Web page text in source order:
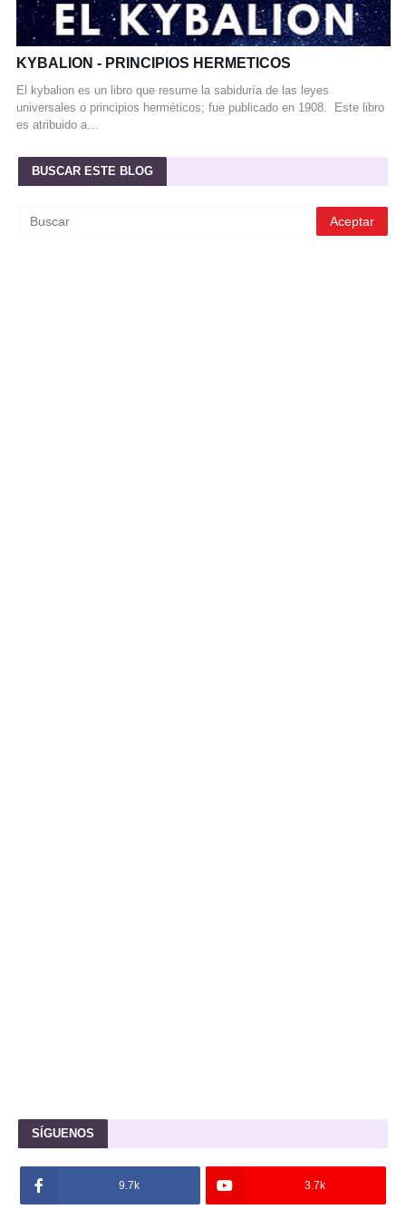
KYBALION - PRINCIPIOS HERMETICOS
El kybalion es un libro que resume la sabiduría de las leyes
universales o principios herméticos; fue publicado en 1908. Este libro
es atribuido a…
BUSCAR ESTE BLOG
SÍGUENOS
9.7k 3.7k